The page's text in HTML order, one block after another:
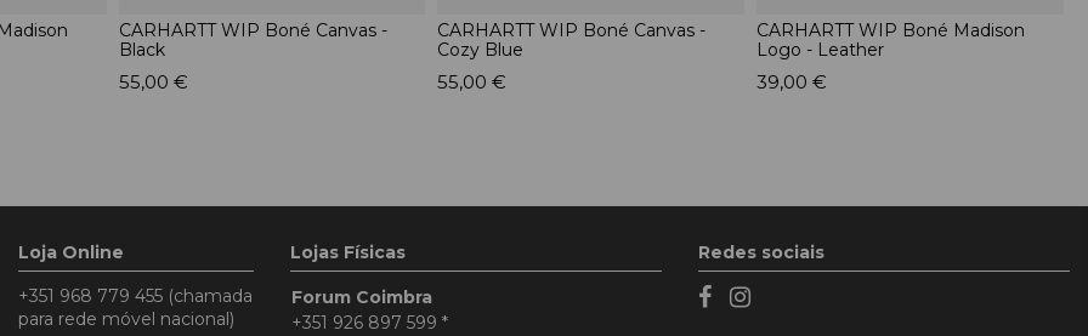
CARHARTT WIP Boné Canvas -
Black
55,00 €
CARHARTT WIP Boné Canvas -
Cozy Blue
55,00 €
CARHARTT WIP Boné Madison
Logo - Leather
39,00 €
Loja Online
+351 968 779 455 (chamada
para rede móvel nacional)
Lojas Físicas
Forum Coimbra
+351 926 897 599 *
Redes sociais